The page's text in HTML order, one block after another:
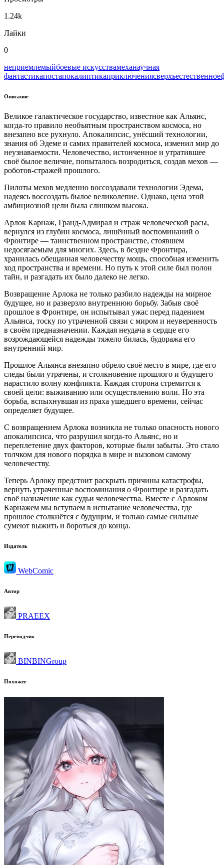
1.24k
Лайки
0
неприемлемыйбоевые искусствамеханаучная
фантастикапостапокалиптикаприключениясверхъестественное
Описание
Великое галактическое государство, известное как Альянс,
когда-то правило необъятным пространством космоса, но
внезапно все рухнуло. Апокалипсис, унёсший технологии,
знания об Эдеме и самих правителей космоса, изменил мир до
неузнаваемости. Человечество, истонченное и утратившее
своё былое величие, попыталось возродиться, создав мехов —
роботов-стражей прошлого.
Пилоты мехов медленно воссоздавали технологии Эдема,
надеясь воссоздать былое великолепие. Однако, цена этой
амбициозной цели была слишком высока.
Арлок Карнаж, Гранд-Адмирал и страж человеческой расы,
вернулся из глубин космоса, лишённый воспоминаний о
Фронтире — таинственном пространстве, стоявшем
недосягаемым для многих. Здесь, в бездне Фронтира,
хранилась обещанная человечеству мощь, способная изменить
ход пространства и времени. Но путь к этой силе был полон
тайн, и разгадать их было далеко не легко.
Возвращение Арлока не только разбило надежды на мирное
будущее, но и разверзло внутреннюю борьбу. Забыв своё
прошлое в Фронтире, он испытывал ужас перед падением
Альянса, тоску по утраченной связи с миром и неуверенность
в своём предназначении. Каждая неудача в сердце его
возрождающейся надежды тяжело билась, будоража его
внутренний мир.
Прошлое Альянса внезапно обрело своё место в мире, где его
следы были утрачены, и столкновение прошлого и будущего
нарастило волну конфликта. Каждая сторона стремится к
своей цели: выживанию или осуществлению воли. Но эта
борьба, вспыхнувшая из праха ушедшего времени, сейчас
определяет будущее.
С возвращением Арлока возникла не только опасность нового
апокалипсиса, что разрушил когда-то Альянс, но и
переплетение двух факторов, которые были забыты. Это стало
толчком для нового порядка в мире и вызовом самому
человечеству.
Теперь Арлоку предстоит раскрыть причины катастрофы,
вернуть утраченные воспоминания о Фронтире и разгадать
своё назначение как судьи человечества. Вместе с Арлоком
Карнажем мы вступаем в испытание человечества, где
прошлое столкнётся с будущим, и только самые сильные
сумеют выжить и бороться до конца.
Издатель
WebComic
Автор
PRAEEX
Переводчик
BINBINGroup
Похожее